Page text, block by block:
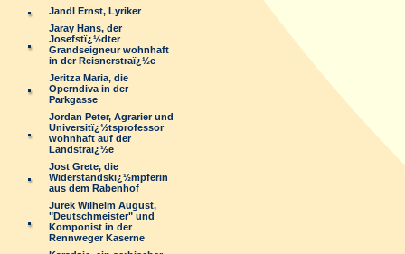
Jandl Ernst, Lyriker
Jaray Hans, der
Josefstï¿½dter
Grandseigneur wohnhaft
in der Reisnerstraï¿½e
Jeritza Maria, die
Operndiva in der
Parkgasse
Jordan Peter, Agrarier und
Universitï¿½tsprofessor
wohnhaft auf der
Landstraï¿½e
Jost Grete, die
Widerstandskï¿½mpferin
aus dem Rabenhof
Jurek Wilhelm August,
"Deutschmeister" und
Komponist in der
Rennweger Kaserne